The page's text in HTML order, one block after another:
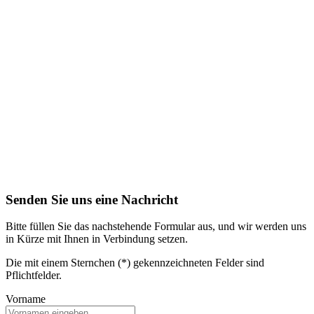
Senden Sie uns eine Nachricht
Bitte füllen Sie das nachstehende Formular aus, und wir werden uns
in Kürze mit Ihnen in Verbindung setzen.
Die mit einem Sternchen (*) gekennzeichneten Felder sind
Pflichtfelder.
Vorname